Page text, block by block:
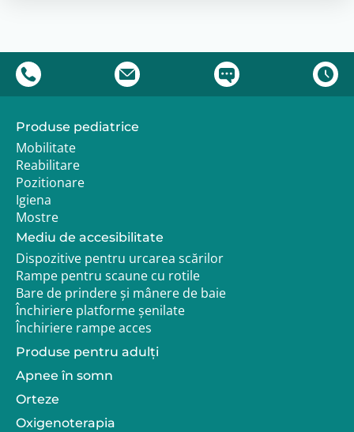
Marimea 1 este recomandata pentru utilizatori cu
inaltime intre 79 si 117 cm.
Un consultant Adapt.ro va poate ajuta cu alegerea
configuratiei potrivite, accesoriilor necesare si
ajustarea produsului in functie de nevoile
utilizatorului.
Garantie si livrare
Produsul beneficiaza de garantia legala de
conformitate pentru defecte de fabricatie.
Termenul de livrare poate varia in functie de
configuratie si disponibilitatea produsului.
Produse pediatrice
Mobilitate
Reabilitare
Pozitionare
Igiena
Mostre
Mediu de accesibilitate
Dispozitive pentru urcarea scărilor
Rampe pentru scaune cu rotile
Bare de prindere și mânere de baie
Închiriere platforme șenilate
Închiriere rampe acces
Produse pentru adulţi
Apnee în somn
Orteze
Oxigenoterapia